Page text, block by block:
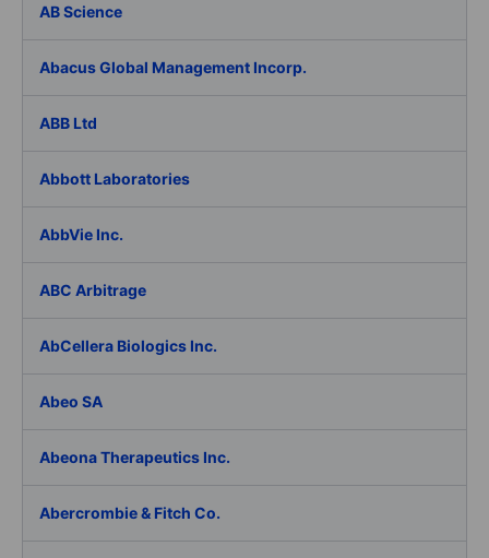
AB Science
Abacus Global Management Incorp.
ABB Ltd
Abbott Laboratories
AbbVie Inc.
ABC Arbitrage
AbCellera Biologics Inc.
Abeo SA
Abeona Therapeutics Inc.
Abercrombie & Fitch Co.